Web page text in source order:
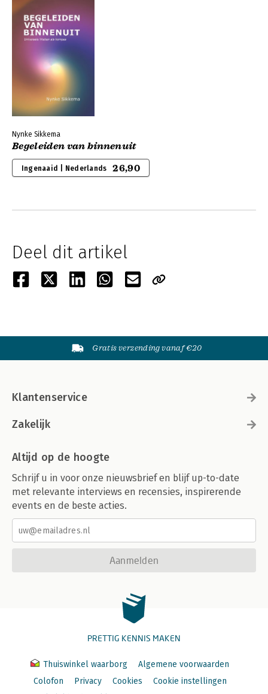
Nynke Sikkema
Begeleiden van binnenuit
Ingenaaid | Nederlands 26,90
Deel dit artikel
Gratis verzending vanaf €20
Klantenservice
Zakelijk
Altijd op de hoogte
Schrijf u in voor onze nieuwsbrief en blijf up-to-date
met relevante interviews en recensies, inspirerende
events en de beste acties.
Aanmelden
PRETTIG KENNIS MAKEN
Thuiswinkel waarborg
Algemene voorwaarden
Colofon
Privacy Cookies
Cookie instellingen